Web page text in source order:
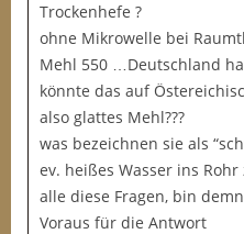
Trockenhefe ?
ohne Mikrowelle bei
Mehl 550 …Deutschland
könnte das auf
also glattes Mehl???
was bezeichnen sie als
ev. heißes Wasser ins
alle diese Fragen, bin
Voraus für die Antwort